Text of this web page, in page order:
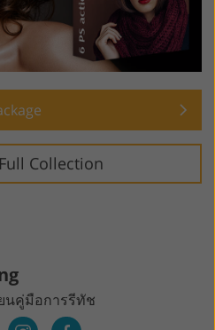
Collection
นคู่มือการรีทัช